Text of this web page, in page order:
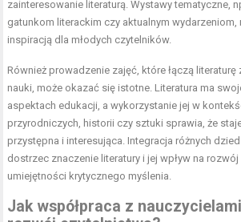
zainteresowanie literaturą. Wystawy tematyczne,
gatunkom literackim czy aktualnym wydarzeniom,
inspiracją dla młodych czytelników.
Również prowadzenie zajęć, które łączą
nauki, może okazać się istotne. Literatura ma
aspektach edukacji, a wykorzystanie jej w
przyrodniczych, historii czy sztuki sprawia, że
przystępna i interesująca. Integracja różnych
dostrzec znaczenie literatury i jej wpływ na
umiejętności krytycznego myślenia.
Jak współpraca z